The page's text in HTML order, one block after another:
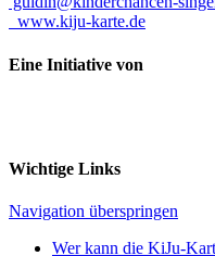
www.kiju-karte.de
Eine Initiative von
Wichtige Links
Navigation überspringen
Wer kann die KiJu-